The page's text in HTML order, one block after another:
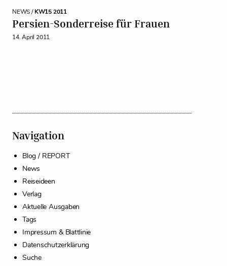
NEWS /KW15 2011
Persien-Sonderreise für Frauen
14. April 2011
Navigation
Blog / REPORT
News
Reiseideen
Verlag
Aktuelle Ausgaben
Tags
Impressum & Blattlinie
Datenschutzerklärung
Suche